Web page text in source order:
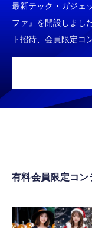
最新テック・ガジェ
ファ』を開設しまし
ト招待、会員限定コ
有料会員限定コン